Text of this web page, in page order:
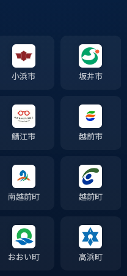
小浜市 坂井市
鯖江市 越前市
南越前町 越前町
おおい町 高浜町